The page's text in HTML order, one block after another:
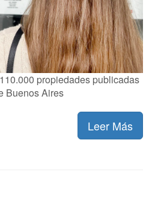
propiedades publicadas
Buenos Aires
Leer Más